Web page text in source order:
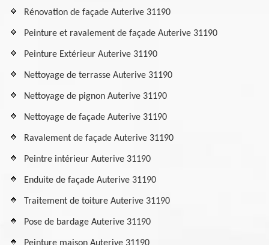
Rénovation de façade Auterive 31190
Peinture et ravalement de façade Auterive 31190
Peinture Extérieur Auterive 31190
Nettoyage de terrasse Auterive 31190
Nettoyage de pignon Auterive 31190
Nettoyage de façade Auterive 31190
Ravalement de façade Auterive 31190
Peintre intérieur Auterive 31190
Enduite de façade Auterive 31190
Traitement de toiture Auterive 31190
Pose de bardage Auterive 31190